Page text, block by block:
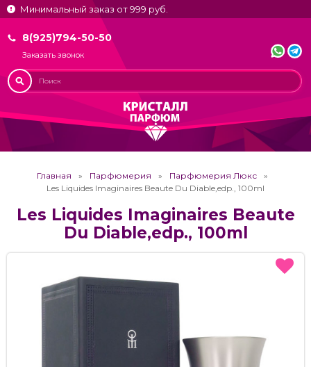
Минимальный заказ от 999 руб.
8(925)794-50-50
Заказать звонок
Главная Парфюмерия
Парфюмерия Люкс
Les Liquides Imaginaires Beaute Du Diable,edp., 100ml
Les Liquides Imaginaires Beaute
Du Diable,edp., 100ml